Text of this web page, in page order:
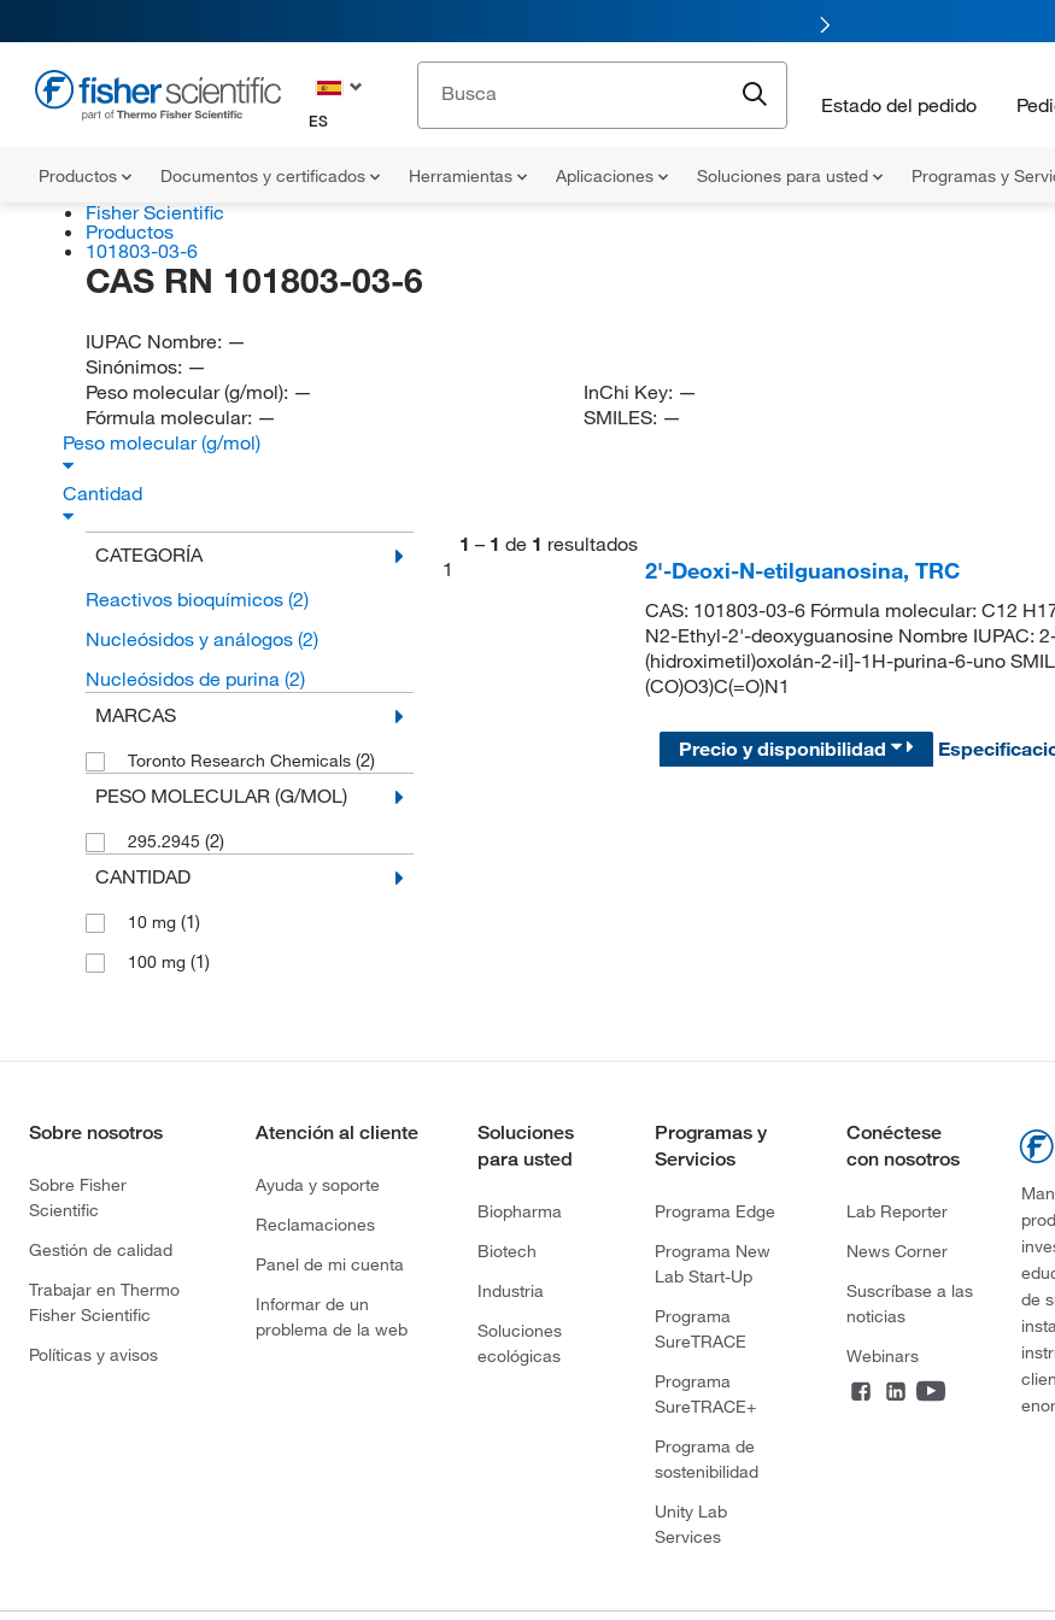
ES
Estado del pedido
Productos Documentos y certificados Herramientas Aplicaciones Soluciones para usted Programas y
Fisher Scientific
Productos
101803-03-6
CAS RN 101803-03-6
IUPAC Nombre: —
Sinónimos: —
Peso molecular (g/mol): —
Fórmula molecular: —
InChi Key: —
SMILES: —
Peso molecular (g/mol)
Cantidad
CATEGORÍA
Reactivos bioquímicos (2)
Nucleósidos y análogos (2)
Nucleósidos de purina (2)
MARCAS
Toronto Research Chemicals (2)
PESO MOLECULAR (G/MOL)
295.2945 (2)
CANTIDAD
10 mg (1)
100 mg (1)
1 – 1 de 1 resultados
1
2'-Deoxi-N-etilguanosina, TRC
CAS: 101803-03-6 Fórmula molecular: C12
N2-Ethyl-2'-deoxyguanosine Nombre IUPAC:
(hidroximetil)oxolán-2-il]-1H-purina-6-uno
(CO)O3)C(=O)N1
Precio y disponibilidad
Sobre nosotros
Sobre Fisher
Scientific
Gestión de calidad
Trabajar en Thermo
Fisher Scientific
Políticas y avisos
Atención al cliente
Ayuda y soporte
Reclamaciones
Panel de mi cuenta
Informar de un
problema de la web
Soluciones
para usted
Biopharma
Biotech
Industria
Soluciones
ecológicas
Programas y
Servicios
Programa Edge
Programa New
Lab Start-Up
Programa
SureTRACE
Programa
SureTRACE+
Programa de
sostenibilidad
Unity Lab
Services
Conéctese
con nosotros
Lab Reporter
News Corner
Suscríbase a las
noticias
Webinars
de